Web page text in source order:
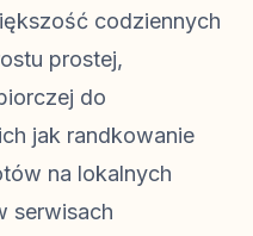
codziennych
prostej,
do
jak randkowanie
na lokalnych
serwisach